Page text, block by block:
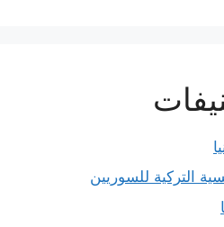
التركية للسوريين